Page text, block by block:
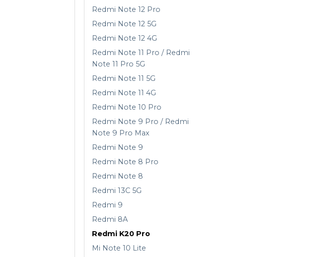
Redmi Note 12 Pro
Redmi Note 12 5G
Redmi Note 12 4G
Redmi Note 11 Pro / Redmi
Note 11 Pro 5G
Redmi Note 11 5G
Redmi Note 11 4G
Redmi Note 10 Pro
Redmi Note 9 Pro / Redmi
Note 9 Pro Max
Redmi Note 9
Redmi Note 8 Pro
Redmi Note 8
Redmi 13C 5G
Redmi 9
Redmi 8A
Redmi K20 Pro
Mi Note 10 Lite